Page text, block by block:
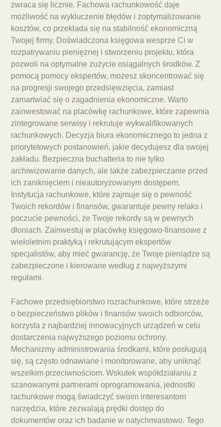
zwraca się licznie. Fachowa rachunkowość daje
możliwość na wykluczenie błędów i zoptymalizowanie
kosztów, co przekłada się na stabilność ekonomiczną
Twojej firmy. Doświadczona księgowa wesprze Ci w
rozpatrywaniu pieniężnej i stworzeniu projektu, która
pozwoli na optymalne zużycie osiągalnych środków. Z
pomocą pomocy ekspertów, możesz skoncentrować się
na progresji swojego przedsięwzięcia, zamiast
zamartwiać się o zagadnienia ekonomiczne. Warto
zainwestować na placówkę rachunkowe, które zapewnia
zintegrowane serwisy i rekrutuje wykwalifikowanych
rachunkowych. Decyzja biura ekonomicznego to jedna z
priorytetowych postanowień, jakie decydujesz dla swojej
zakładu. Bezpieczna buchalteria to nie tylko
archiwizowanie danych, ale także zabezpieczanie przed
ich zaniknięciem i nieautoryzowanym dostępem.
Instytucja rachunkowe, które zajmuje się o pewność
Twoich rekordów i finansów, gwarantuje pewny relaks i
poczucie pewności, że Twoje rekordy są w pewnych
dłoniach. Zainwestuj w placówkę księgowo-finansowe z
wieloletnim praktyką i rekrutującym ekspertów
specjalistów, aby mieć gwarancję, że Twoje pieniądze są
zabezpieczone i kierowane według z najwyższymi
regułami.
Fachowe przedsiębiorstwo rozrachunkowe, które strzeże
o bezpieczeństwo plików i finansów swoich odbiorców,
korzysta z najbardziej innowacyjnych urządzeń w celu
dostarczenia najwyższego poziomu ochrony.
Mechanizmy administrowania środkami, które posługują
się, są często odnawiane i monitorowane, aby uniknąć
wszelkim przeciwnościom. Wskutek współdziałaniu z
szanowanymi partnerami oprogramowania, jednostki
rachunkowe mogą świadczyć swoim interesantom
narzędzia, które zezwalają prędki dostęp do
dokumentów oraz ich badanie w natychmiastowo. Tego